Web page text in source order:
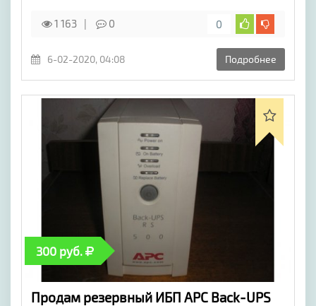
1 163 0 0
6-02-2020, 04:08 Подробнее
300 руб.
Продам резервный ИБП АРС Back-UPS